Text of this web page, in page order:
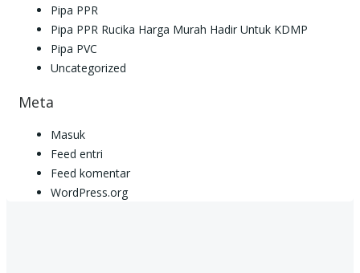
Pipa PPR
Pipa PPR Rucika Harga Murah Hadir Untuk KDMP
Pipa PVC
Uncategorized
Meta
Masuk
Feed entri
Feed komentar
WordPress.org